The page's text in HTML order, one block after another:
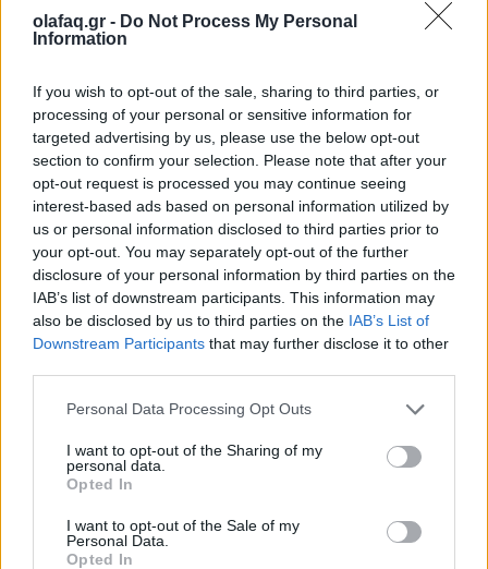
olafaq.gr - Do Not Process My Personal
Information
If you wish to opt-out of the sale, sharing to third parties, or
processing of your personal or sensitive information for
targeted advertising by us, please use the below opt-out
section to confirm your selection. Please note that after your
opt-out request is processed you may continue seeing
interest-based ads based on personal information utilized by
us or personal information disclosed to third parties prior to
your opt-out. You may separately opt-out of the further
disclosure of your personal information by third parties on the
IAB’s list of downstream participants. This information may
also be disclosed by us to third parties on the IAB’s List of
Downstream Participants that may further disclose it to other
Personal Data Processing Opt Outs
I want to opt-out of the Sharing of my
personal data.
Opted In
I want to opt-out of the Sale of my
Personal Data.
Opted In
à Deux». Ήδη μάλιστα δουλεύεται ένα sequel και
H ταινία προβάλλεται και στις ελληνικές αίθουσες
από την Πέμπτη 3 Απριλίου.
*Με στοιχεία από το TechCrunch.